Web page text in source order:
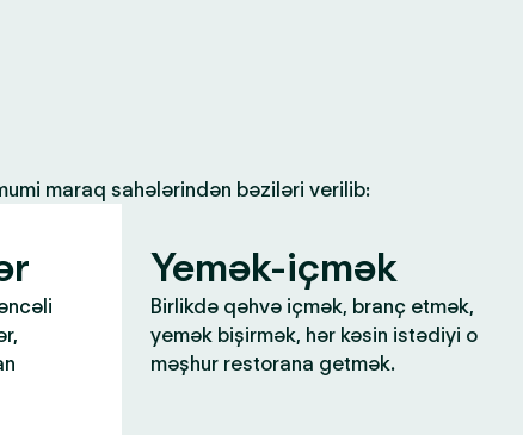
maraq sahələrindən bəziləri verilib:
Yemək-içmək
Birlikdə qəhvə içmək, branç etmək,
yemək bişirmək, hər kəsin istədiyi o
məşhur restorana getmək.